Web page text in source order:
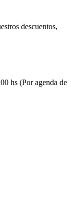
descuentos,
hs (Por agenda de